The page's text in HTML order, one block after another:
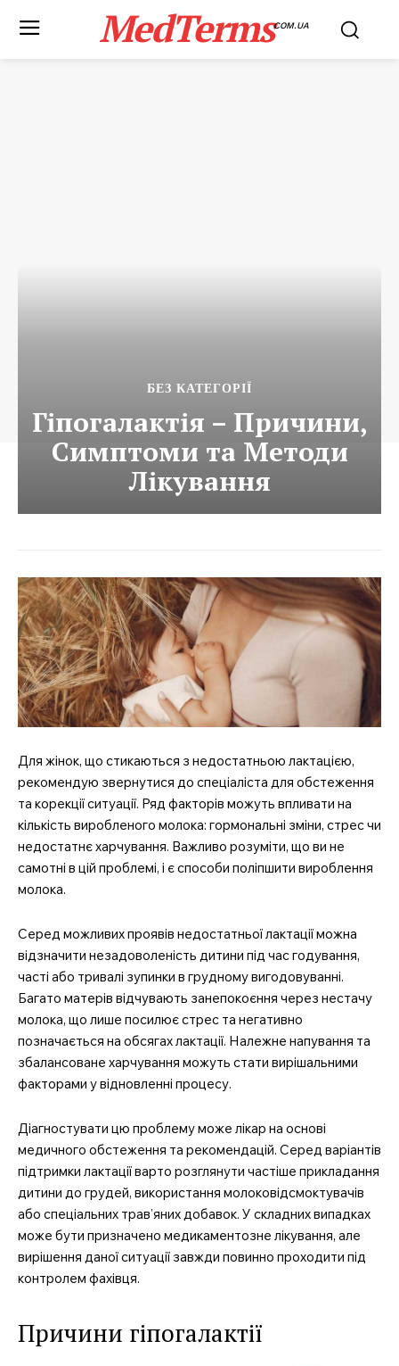
MedTermsCOM.UA
БЕЗ КАТЕГОРІЇ
Гіпогалактія – Причини,
Симптоми та Методи
Лікування
Для жінок, що стикаються з недостатньою лактацією,
рекомендую звернутися до спеціаліста для обстеження
та корекції ситуації. Ряд факторів можуть впливати на
кількість виробленого молока: гормональні зміни, стрес чи
недостатнє харчування. Важливо розуміти, що ви не
самотні в цій проблемі, і є способи поліпшити вироблення
молока.
Серед можливих проявів недостатньої лактації можна
відзначити незадоволеність дитини під час годування,
часті або тривалі зупинки в грудному вигодовуванні.
Багато матерів відчувають занепокоєння через нестачу
молока, що лише посилює стрес та негативно
позначається на обсягах лактації. Належне напування та
збалансоване харчування можуть стати вирішальними
факторами у відновленні процесу.
Діагностувати цю проблему може лікар на основі
медичного обстеження та рекомендацій. Серед варіантів
підтримки лактації варто розглянути частіше прикладання
дитини до грудей, використання молоковідсмоктувачів
або спеціальних трав’яних добавок. У складних випадках
може бути призначено медикаментозне лікування, але
вирішення даної ситуації завжди повинно проходити під
контролем фахівця.
Причини гіпогалактії